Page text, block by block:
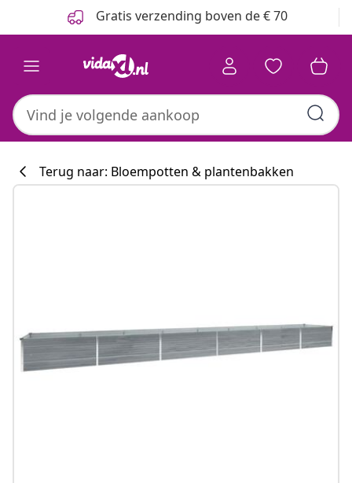
Gratis verzending boven de € 70
Terug naar: Bloempotten & plantenbakken